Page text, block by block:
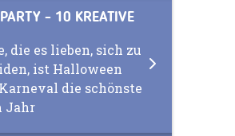
- 10 KREATIVE
die es lieben, sich zu
ist Halloween
die schönste
Jahr